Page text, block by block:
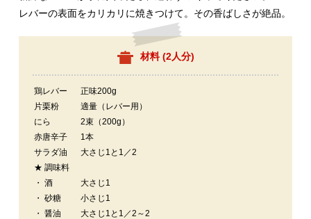
レバーの表面をカリカリに焼きつけて。その香ばしさが絶品。
材料 (2人分)
鶏レバー
正味200g
片栗粉
適量（レバー用）
にら
2束（200g）
赤唐辛子
1本
サラダ油
大さじ1と1／2
★ 調味料
・ 酒
大さじ1
・ 砂糖
小さじ1
・ 醤油
大さじ1と1／2～2